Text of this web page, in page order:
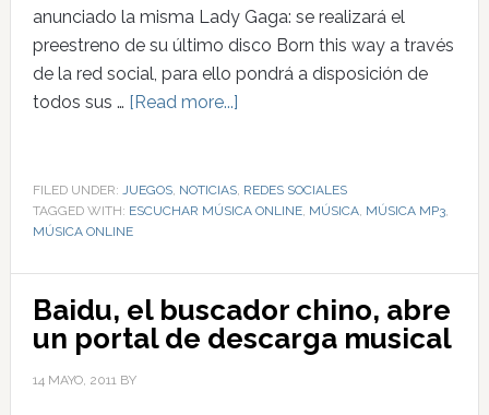
anunciado la misma Lady Gaga: se realizará el
preestreno de su último disco Born this way a través
de la red social, para ello pondrá a disposición de
todos sus … [Read more...]
FILED UNDER: JUEGOS, NOTICIAS, REDES SOCIALES
TAGGED WITH: ESCUCHAR MÚSICA ONLINE, MÚSICA, MÚSICA MP3,
MÚSICA ONLINE
Baidu, el buscador chino, abre
un portal de descarga musical
14 MAYO, 2011 BY